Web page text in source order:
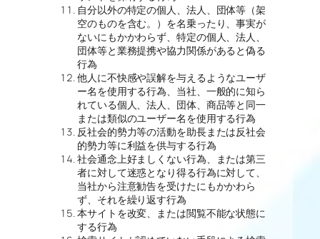
自分以外の特定の個人、法人、団体等（架
空のものを含む。）を名乗ったり、事実が
ないにもかかわらず、特定の個人、法人、
団体等と業務提携や協力関係があると偽る
行為
他人に不快感や誤解を与えるようなユーザ
ー名を使用する行為、当社、一般的に知ら
れている個人、法人、団体、商品等と同一
または類似のユーザー名を使用する行為
反社会的勢力等の活動を助長または反社会
的勢力等に利益を供与する行為
社会通念上好ましくない行為、または第三
者に対して迷惑となり得る行為に対して、
当社から注意勧告を受けたにもかかわら
ず、それを繰り返す行為
本サイトを改変、または閲覧不能な状態に
する行為